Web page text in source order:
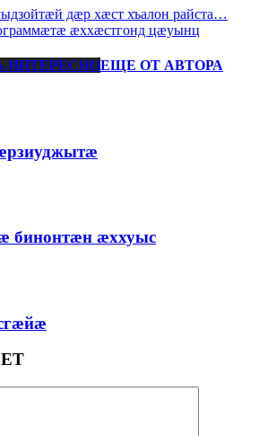
дæр хæст хъалон райста…
æххæстгонд цæуынц
ИНТЕРЕСНОЕЩЕ ОТ АВТОРА
бинонтæн æххуыс